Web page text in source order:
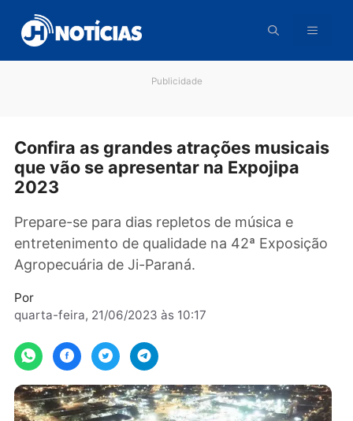
para
conteúdo
Confira as grandes atrações
que vão se apresentar na Expojipa
Prepare-se para dias repletos de música e
entretenimento de qualidade na 42ª
Agropecuária de Ji-Paraná.
quarta-feira, 21/06/2023 às 10:17